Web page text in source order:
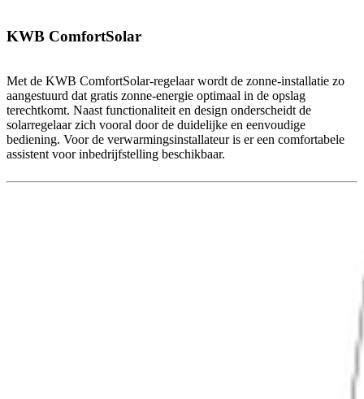
KWB ComfortSolar
Met de KWB ComfortSolar-regelaar wordt de zonne-installatie zo
aangestuurd dat gratis zonne-energie optimaal in de opslag
terechtkomt. Naast functionaliteit en design onderscheidt de
solarregelaar zich vooral door de duidelijke en eenvoudige
bediening. Voor de verwarmingsinstallateur is er een comfortabele
assistent voor inbedrijfstelling beschikbaar.